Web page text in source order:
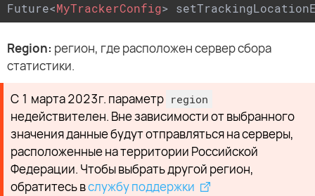
Future<MyTrackerConfig>
Region: регион, где расположен сервер сбора
статистики.
С 1 марта 2023г. параметр region
недействителен. Вне зависимости от выбранного
значения данные будут отправляться на серверы,
расположенные на территории Российской
Федерации. Чтобы выбрать другой регион,
обратитесь вслужбу поддержки